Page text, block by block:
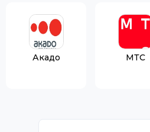
Акадо МТС